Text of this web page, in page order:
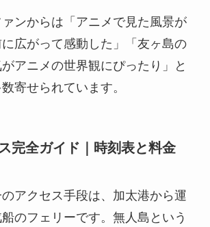
ンからは「アニメで見た風景が
広がって感動した」「友ヶ島の
アニメの世界観にぴったり」と
寄せられています。
完全ガイド｜時刻表と料金
アクセス手段は、加太港から運
のフェリーです。無人島という